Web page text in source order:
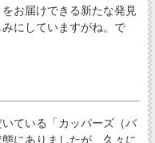
お届けできる新たな発見
にしていますがね。で
ている「カッパーズ（バ
にありましたが、久々に